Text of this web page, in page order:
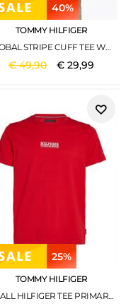
40%
TOMMY HILFIGER
GLOBAL STRIPE CUFF TEE WHITE
€49,90 €29,99
25%
TOMMY HILFIGER
SMALL HILFIGER TEE PRIMARY RED